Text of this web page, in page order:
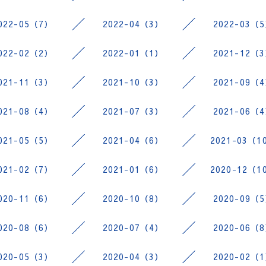
05（7） 2022-04（3） 2022-03（5
02（2） 2022-01（1） 2021-12（3
11（3） 2021-10（3） 2021-09（4
08（4） 2021-07（3） 2021-06（4
05（5） 2021-04（6） 2021-03（10
02（7） 2021-01（6） 2020-12（10
11（6） 2020-10（8） 2020-09（5
08（6） 2020-07（4） 2020-06（8
05（3） 2020-04（3） 2020-02（1